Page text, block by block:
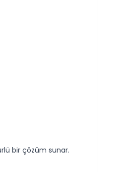
bir çözüm sunar.